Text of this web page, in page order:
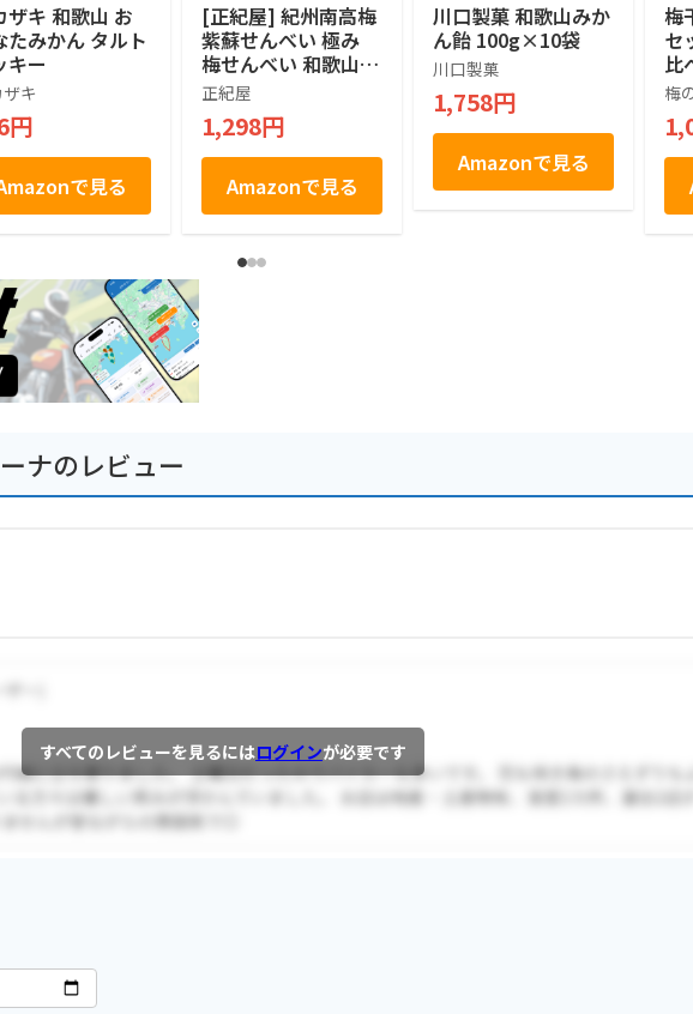
ザキ 和歌山 お
たみかん タルト
キー
キ
円
で見る
[正紀屋] 紀州南高梅
紫蘇せんべい 極み
梅せんべい 和歌山土
産 煎餅 個包装 和菓
子 ギフト お中元 お
歳暮 1枚×8袋
正紀屋
1,298円
Amazonで見る
川口製菓 和歌山みか
ん飴 100g×10袋
川口製菓
1,758円
Amazonで見る
梅
セ
比
冨
産
分
ル
人
ト
梅
ナのレビュー
すべてのレビューを見るにはログインが必要です